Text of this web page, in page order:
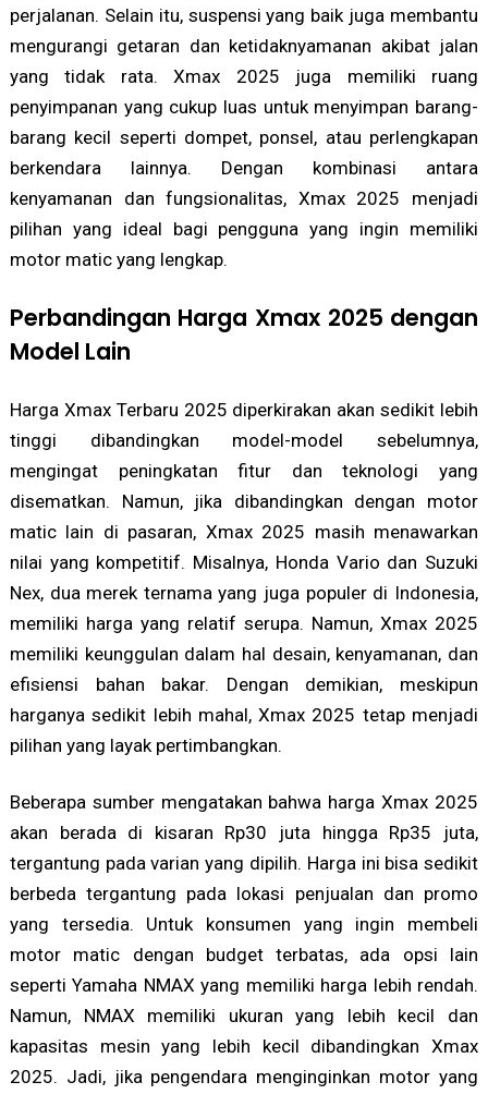
perjalanan. Selain itu, suspensi yang baik juga membantu
mengurangi getaran dan ketidaknyamanan akibat jalan
yang tidak rata. Xmax 2025 juga memiliki ruang
penyimpanan yang cukup luas untuk menyimpan barang-
barang kecil seperti dompet, ponsel, atau perlengkapan
berkendara lainnya. Dengan kombinasi antara
kenyamanan dan fungsionalitas, Xmax 2025 menjadi
pilihan yang ideal bagi pengguna yang ingin memiliki
motor matic yang lengkap.
Perbandingan Harga Xmax 2025 dengan
Model Lain
Harga Xmax Terbaru 2025 diperkirakan akan sedikit lebih
tinggi dibandingkan model-model sebelumnya,
mengingat peningkatan fitur dan teknologi yang
disematkan. Namun, jika dibandingkan dengan motor
matic lain di pasaran, Xmax 2025 masih menawarkan
nilai yang kompetitif. Misalnya, Honda Vario dan Suzuki
Nex, dua merek ternama yang juga populer di Indonesia,
memiliki harga yang relatif serupa. Namun, Xmax 2025
memiliki keunggulan dalam hal desain, kenyamanan, dan
efisiensi bahan bakar. Dengan demikian, meskipun
harganya sedikit lebih mahal, Xmax 2025 tetap menjadi
pilihan yang layak pertimbangkan.
Beberapa sumber mengatakan bahwa harga Xmax 2025
akan berada di kisaran Rp30 juta hingga Rp35 juta,
tergantung pada varian yang dipilih. Harga ini bisa sedikit
berbeda tergantung pada lokasi penjualan dan promo
yang tersedia. Untuk konsumen yang ingin membeli
motor matic dengan budget terbatas, ada opsi lain
seperti Yamaha NMAX yang memiliki harga lebih rendah.
Namun, NMAX memiliki ukuran yang lebih kecil dan
kapasitas mesin yang lebih kecil dibandingkan Xmax
2025. Jadi, jika pengendara menginginkan motor yang